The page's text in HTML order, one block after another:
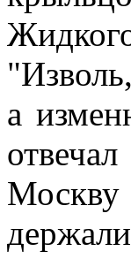
а
Москву